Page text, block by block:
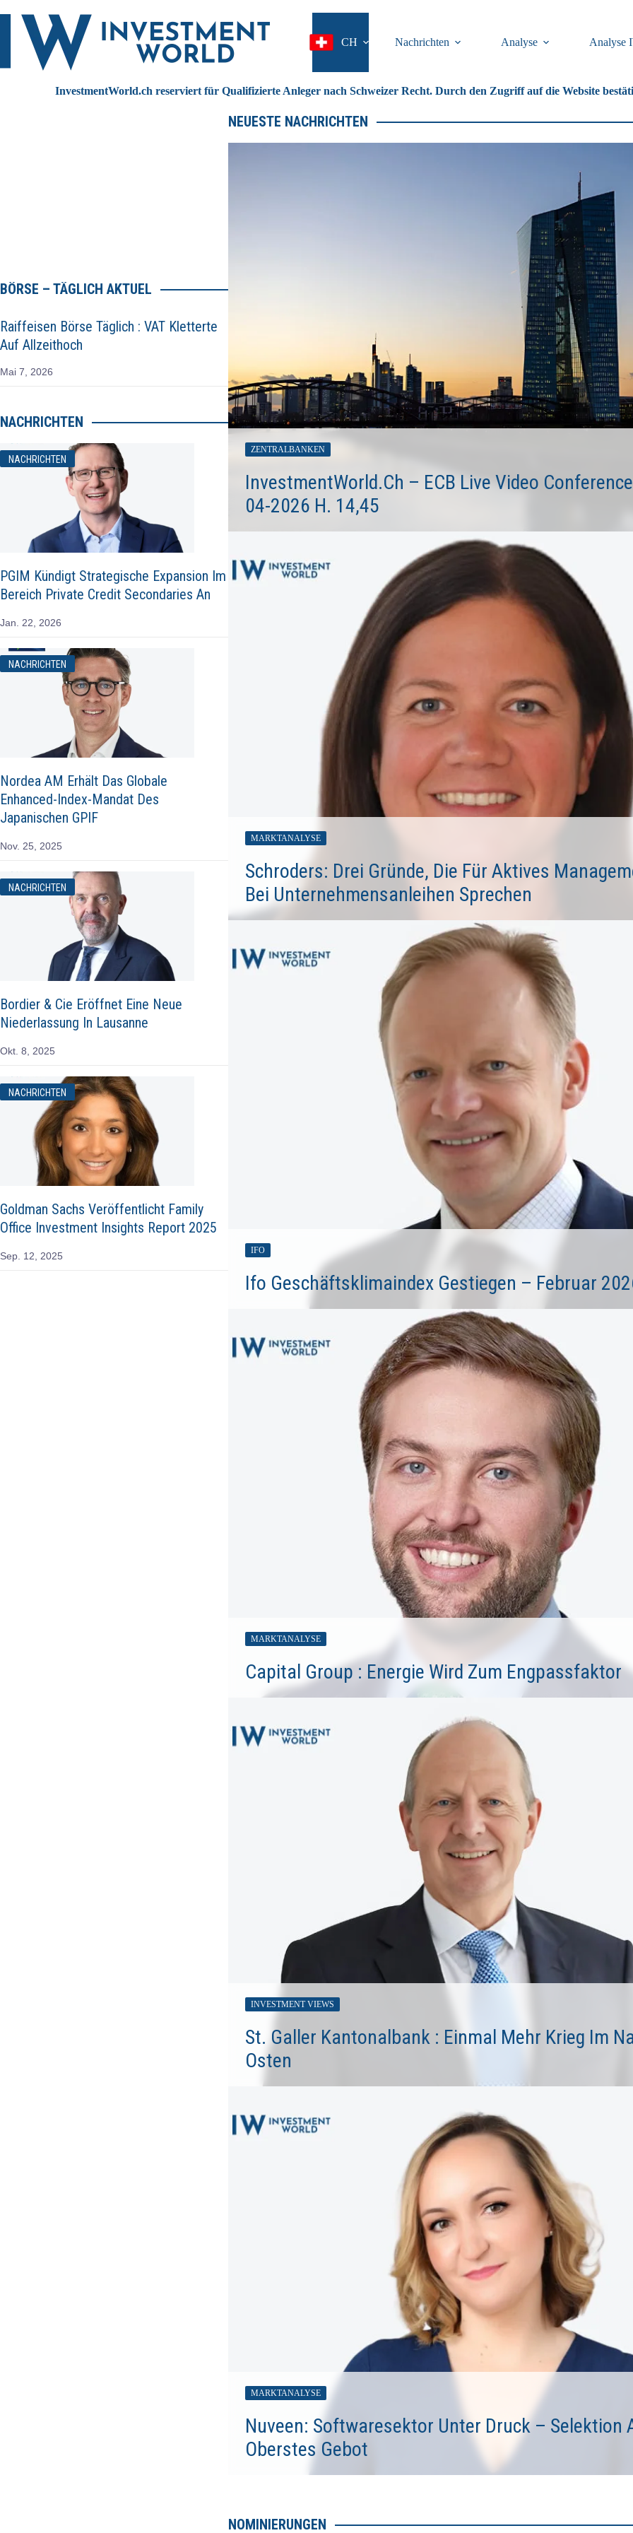
Inhalt
springen
CH
Nachrichten Analyse Analyse
InvestmentWorld.ch reserviert für Qualifizierte Anleger nach Schweizer Recht. Durch den Zugriff auf die Website
BÖRSE – TÄGLICH AKTUEL
Raiffeisen Börse Täglich : VAT Kletterte
Auf Allzeithoch
Mai 7, 2026
NACHRICHTEN
NACHRICHTEN
PGIM Kündigt Strategische Expansion Im
Bereich Private Credit Secondaries An
Jan. 22, 2026
NACHRICHTEN
Nordea AM Erhält Das Globale
Enhanced-Index-Mandat Des
Japanischen GPIF
Nov. 25, 2025
NACHRICHTEN
Bordier & Cie Eröffnet Eine Neue
Niederlassung In Lausanne
Okt. 8, 2025
NACHRICHTEN
Goldman Sachs Veröffentlicht Family
Office Investment Insights Report 2025
Sep. 12, 2025
NEUESTE NACHRICHTEN
ZENTRALBANKEN
InvestmentWorld.ch – ECB Live Video
04-2026 H. 14,45
MARKTANALYSE
Schroders: Drei Gründe, Die Für Aktives
Bei Unternehmensanleihen Sprechen
IFO
Ifo Geschäftsklimaindex Gestiegen – Februar
MARKTANALYSE
Capital Group : Energie Wird Zum Engpassfaktor
INVESTMENT VIEWS
St. Galler Kantonalbank : Einmal Mehr Krieg Im
Osten
MARKTANALYSE
Nuveen: Softwaresektor Unter Druck – Selektion
Oberstes Gebot
NOMINIERUNGEN